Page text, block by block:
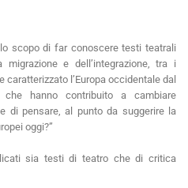
scopo di far conoscere testi teatrali
e dell’integrazione, tra i
l’Europa occidentale dal
hanno contribuito a cambiare
di pensare, al punto da suggerire la
oggi?”
sia testi di teatro che di critica